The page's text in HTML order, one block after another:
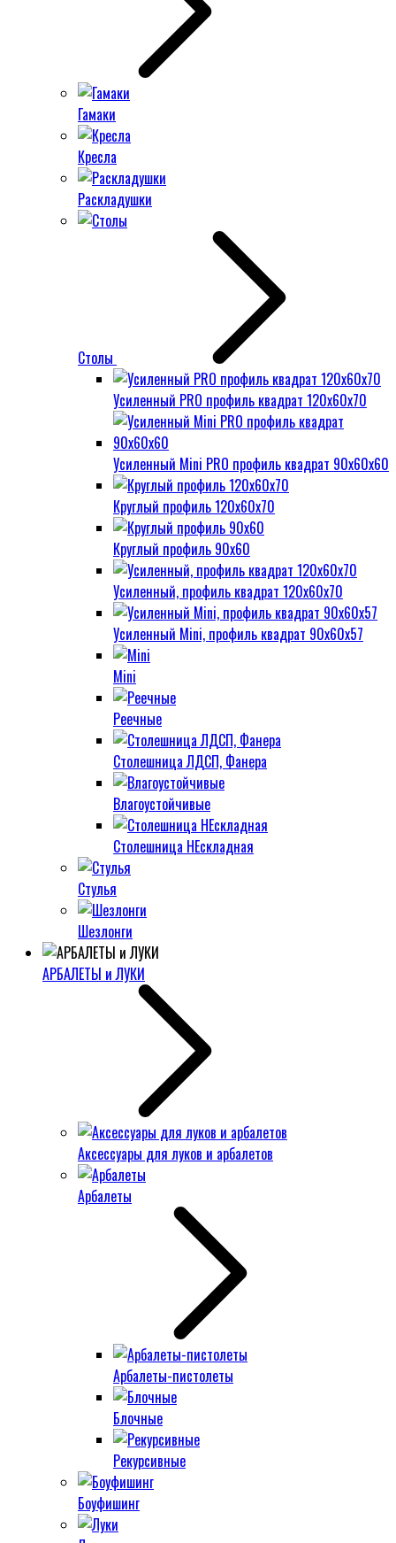
Гамаки
Кресла
Раскладушки
Столы
Усиленный PRO профиль квадрат 120х60х70
Усиленный Mini PRO профиль квадрат 90х60х60
Круглый профиль 120х60х70
Круглый профиль 90х60
Усиленный, профиль квадрат 120х60х70
Усиленный Mini, профиль квадрат 90х60х57
Mini
Реечные
Столешница ЛДСП, Фанера
Влагоустойчивые
Столешница НЕскладная
Стулья
Шезлонги
АРБАЛЕТЫ и ЛУКИ
Аксессуары для луков и арбалетов
Арбалеты
Арбалеты-пистолеты
Блочные
Рекурсивные
Боуфишинг